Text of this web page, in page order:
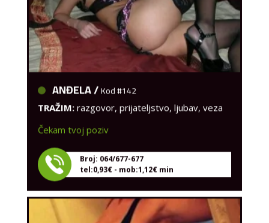
ANĐELA /Kod #142
TRAŽIM:
razgovor, prijateljstvo, ljubav, veza
Čekam tvoj poziv
Broj: 064/677-677
tel:0,93€ - mob:1,12€ min